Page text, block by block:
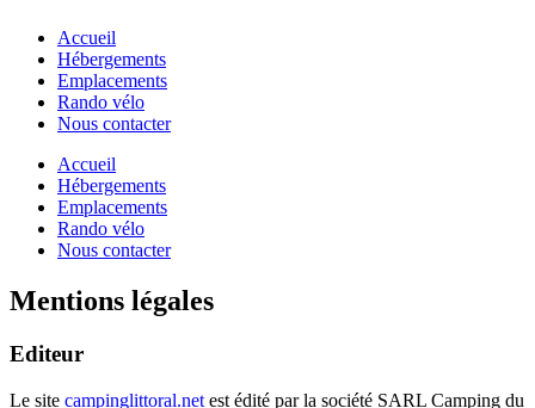
Accueil
Hébergements
Emplacements
Rando vélo
Nous contacter
Accueil
Hébergements
Emplacements
Rando vélo
Nous contacter
Mentions légales
Editeur
Le site campinglittoral.net est édité par la société SARL Camping du